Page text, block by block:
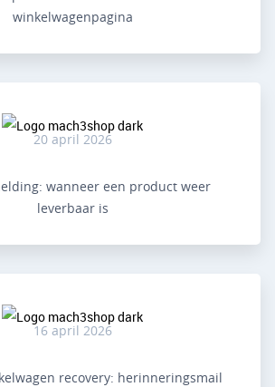
winkelwagenpagina
20 april 2026
wanneer een product weer
leverbaar is
16 april 2026
recovery: herinneringsmail